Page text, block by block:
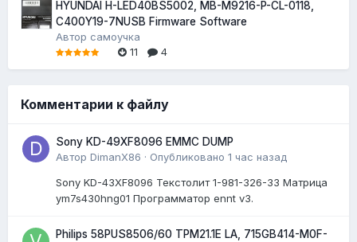
HYUNDAI H-LED40BS5002, MB-M9216-P-CL-0118,
C400Y19-7NUSB Firmware Software
Автор самоучка
11
4
Комментарии к файлу
Sony KD-49XF8096 EMMC DUMP
Автор DimanX86 · Опубликовано 1 час назад
Sony KD-43XF8096 Текстолит 1-981-326-33 Матрица
ym7s430hng01 Программатор ennt v3.
Philips 58PUS8506/60 TPM21.1E LA, 715GB414-M0F-